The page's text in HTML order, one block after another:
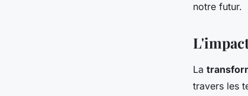
notre futur.
La
travers les